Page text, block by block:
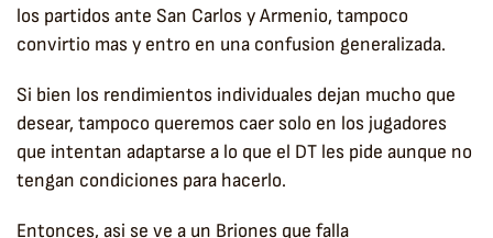
los partidos ante San Carlos y Armenio, tampoco
convirtio mas y entro en una confusion generalizada.
Si bien los rendimientos individuales dejan mucho que
desear, tampoco queremos caer solo en los jugadores
que intentan adaptarse a lo que el DT les pide aunque no
tengan condiciones para hacerlo.
Entonces, asi se ve a un Briones que falla